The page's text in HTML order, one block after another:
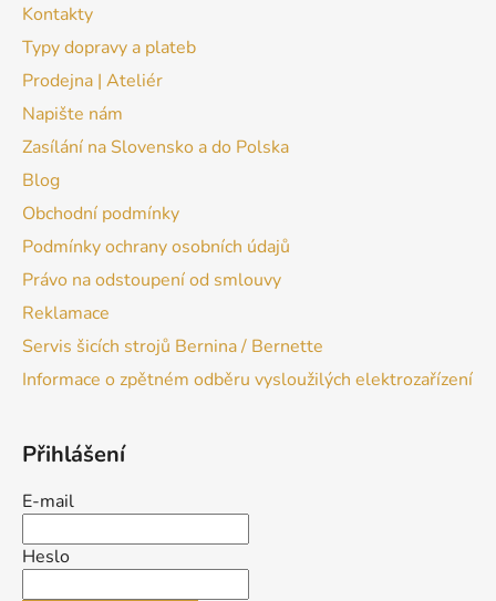
Kontakty
Typy dopravy a plateb
Prodejna | Ateliér
Napište nám
Zasílání na Slovensko a do Polska
Blog
Obchodní podmínky
Podmínky ochrany osobních údajů
Právo na odstoupení od smlouvy
Reklamace
Servis šicích strojů Bernina / Bernette
Informace o zpětném odběru vysloužilých elektrozařízení
Přihlášení
E-mail
Heslo